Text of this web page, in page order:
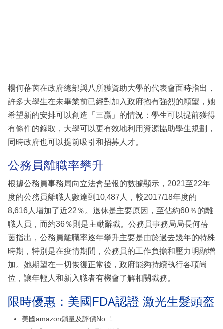
楊何蓓茵在政府總部與八所獲資助大學的代表會面時指出，
許多大學生在未畢業前已經對加入政府抱有強烈的願望，她
希望新的安排可以創造「三贏」的情況：學生可以提前獲得
有條件的錄取，大學可以更有效地利用資源協助學生規劃，
同時政府也可以提前吸引和招募人才。
公務員離職率攀升
根據公務員事務局向立法會呈報的數據顯示，2021至22年
度的公務員離職人數達到10,487人，較2017/18年度的
8,616人增加了近22％。退休是主要原因，至佔約60％的離
職人員，而約36％則是主動辭職。公務員事務局局長何蓓
茵指出，公務員離職率逐年攀升主要是由於過去幾年的特殊
時期，特別是在疫情期間，公務員的工作負擔和壓力明顯增
加。她期望在一切恢復正常後，政府能夠持續執行各項崗
位，讓年輕人和新入職者有機會了解相關職務。
限時優惠：美國FDA認證 激光生髮頭盔
美國amazon鎖量及評價No. 1